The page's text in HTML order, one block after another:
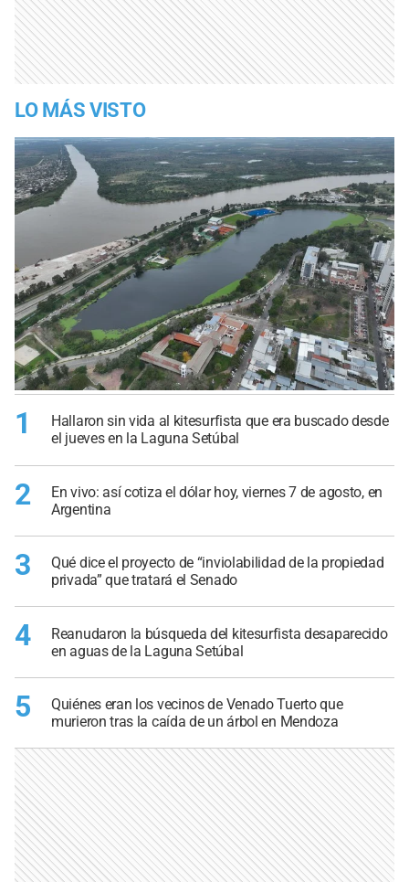
LO MÁS VISTO
1
Hallaron sin vida al kitesurfista que era buscado desde
el jueves en la Laguna Setúbal
2
En vivo: así cotiza el dólar hoy, viernes 7 de agosto, en
Argentina
3
Qué dice el proyecto de “inviolabilidad de la propiedad
privada” que tratará el Senado
4
Reanudaron la búsqueda del kitesurfista desaparecido
en aguas de la Laguna Setúbal
5
Quiénes eran los vecinos de Venado Tuerto que
murieron tras la caída de un árbol en Mendoza